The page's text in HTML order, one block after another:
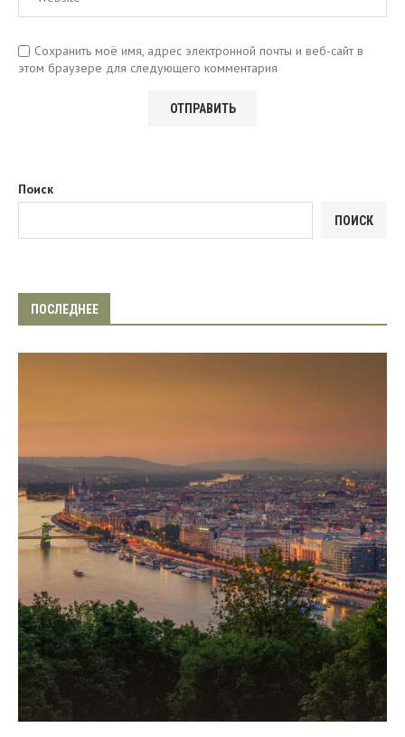
Сохранить моё имя, адрес электронной почты и веб-сайт в
этом браузере для следующего комментария
Поиск
ПОИСК
ПОСЛЕДНЕЕ